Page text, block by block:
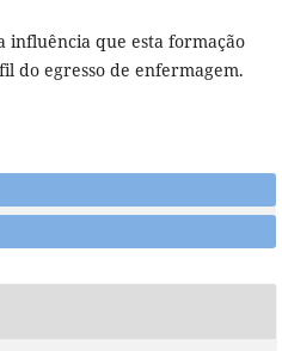
influência que esta formação
do egresso de enfermagem.